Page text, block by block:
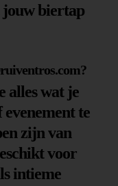
biertap
alles wat je
te
zijn van
voor
intieme